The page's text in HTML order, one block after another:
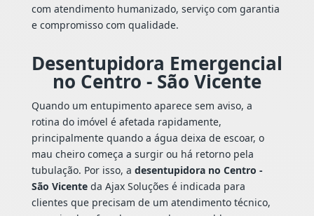
com atendimento humanizado, serviço com garantia
e compromisso com qualidade.
Desentupidora Emergencial
no Centro - São Vicente
Quando um entupimento aparece sem aviso, a
rotina do imóvel é afetada rapidamente,
principalmente quando a água deixa de escoar, o
mau cheiro começa a surgir ou há retorno pela
tubulação. Por isso, a desentupidora no Centro -
São Vicenteda Ajax Soluções é indicada para
clientes que precisam de um atendimento técnico,